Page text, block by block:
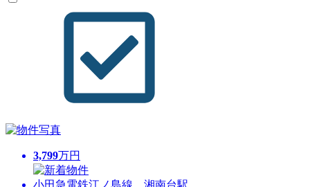
3,799万円
小田急電鉄江ノ島線 湘南台駅